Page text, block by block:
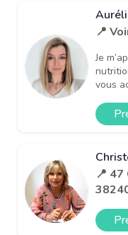
📍
Je
vous
📍